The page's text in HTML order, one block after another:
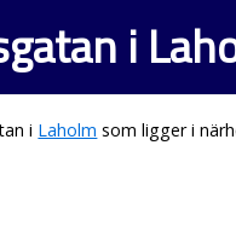
i
i Laholm som ligger i